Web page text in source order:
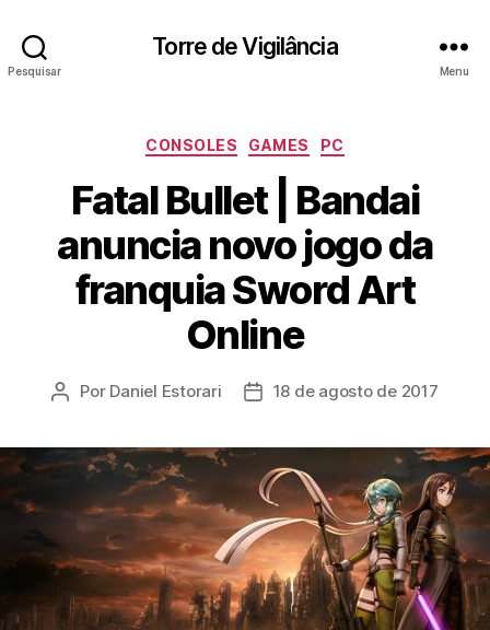
Pesquisar
Torre de Vigilância
Menu
Categorias
CONSOLES GAMES PC
Fatal Bullet | Bandai
anuncia novo jogo da
franquia Sword Art
Online
Autor
Por Daniel Estorari
Data18 de agosto de 2017